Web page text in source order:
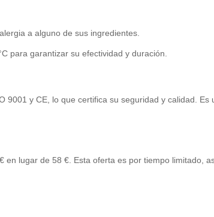
a alguno de sus ingredientes.
para garantizar su efectividad y duración.
y CE, lo que certifica su seguridad y calidad. Es
lugar de 58 €. Esta oferta es por tiempo limitado,